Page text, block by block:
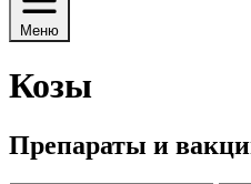
Меню
Козы
Препараты и